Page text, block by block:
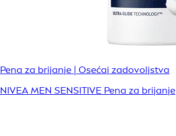
Pena za brijanje | Osećaj zadovoljstva
NIVEA MEN SENSITIVE Pena za brijanje